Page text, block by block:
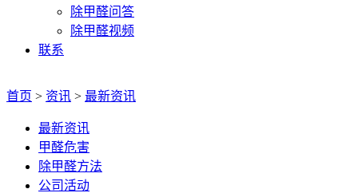
除甲醛问答
除甲醛视频
联系
首页 > 资讯 > 最新资讯
最新资讯
甲醛危害
除甲醛方法
公司活动